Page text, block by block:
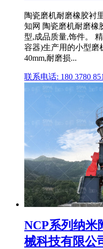
陶瓷磨机耐磨橡胶衬
知网 陶瓷磨机耐磨橡
型,成品质量,饰件。
容器)生产用的小型
40mm,耐磨损...
联系电话: 180 3780
NCP系列纳米
械科技有限公